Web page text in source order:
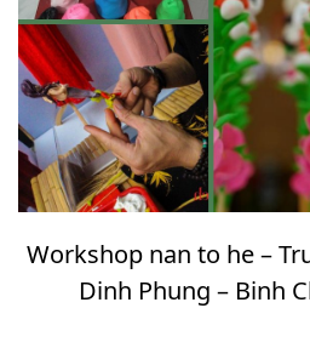
Workshop nan to he –
Dinh Phung – Binh